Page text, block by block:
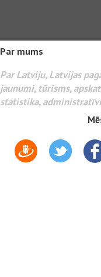
Par mums
Par Latviju, Latvijas
jaunumi, tūrisms,
statistika,